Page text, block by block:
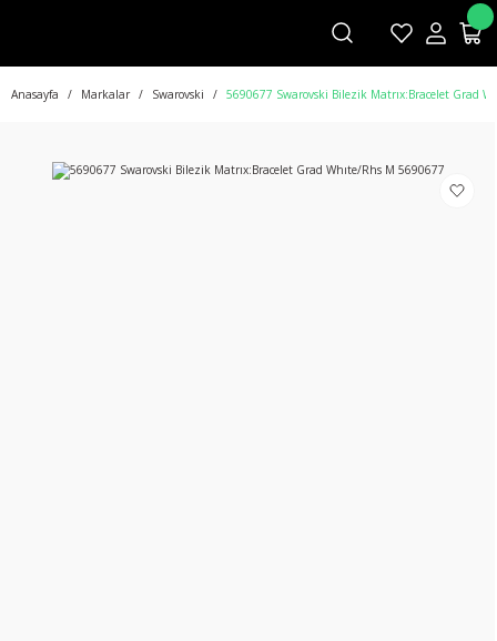
Anasayfa Markalar Swarovski 5690677 Swarovski Bilezik Matrıx:Bracelet Grad